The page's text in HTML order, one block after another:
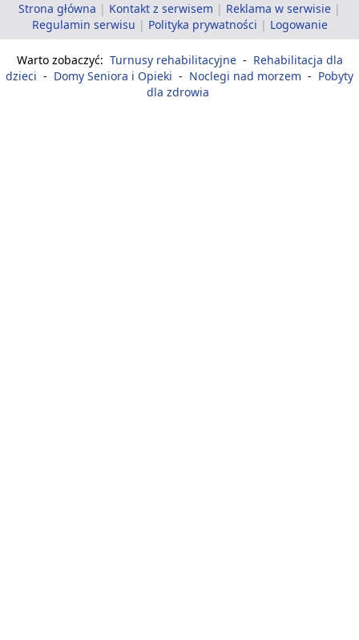
Strona główna | Kontakt z serwisem | Reklama w serwisie |
Regulamin serwisu | Polityka prywatności | Logowanie
Warto zobaczyć: Turnusy rehabilitacyjne - Rehabilitacja dla
dzieci - Domy Seniora i Opieki - Noclegi nad morzem - Pobyty
dla zdrowia